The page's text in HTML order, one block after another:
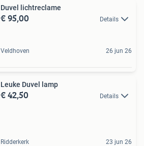
Duvel lichtreclame
€ 95,00 Details
Veldhoven 26 jun 26
Leuke Duvel lamp
€ 42,50 Details
Ridderkerk 23 jun 26